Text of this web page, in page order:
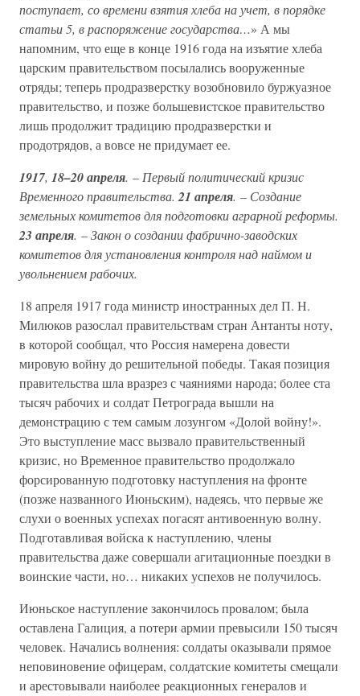
поступает, со времени взятия хлеба на учет, в порядке
статьи 5, в распоряжение государства…» А мы
напомним, что еще в конце 1916 года на изъятие хлеба
царским правительством посылались вооруженные
отряды; теперь продразверстку возобновило буржуазное
правительство, и позже большевистское правительство
лишь продолжит традицию продразверстки и
продотрядов, а вовсе не придумает ее.
1917, 18–20 апреля. – Первый политический кризис
Временного правительства. 21 апреля. – Создание
земельных комитетов для подготовки аграрной реформы.
23 апреля. – Закон о создании фабрично-заводских
комитетов для установления контроля над наймом и
увольнением рабочих.
18 апреля 1917 года министр иностранных дел П. Н.
Милюков разослал правительствам стран Антанты ноту,
в которой сообщал, что Россия намерена довести
мировую войну до решительной победы. Такая позиция
правительства шла вразрез с чаяниями народа; более ста
тысяч рабочих и солдат Петрограда вышли на
демонстрацию с тем самым лозунгом «Долой войну!».
Это выступление масс вызвало правительственный
кризис, но Временное правительство продолжало
форсированную подготовку наступления на фронте
(позже названного Июньским), надеясь, что первые же
слухи о военных успехах погасят антивоенную волну.
Подготавливая войска к наступлению, члены
правительства даже совершали агитационные поездки в
воинские части, но… никаких успехов не получилось.
Июньское наступление закончилось провалом; была
оставлена Галиция, а потери армии превысили 150 тысяч
человек. Начались волнения: солдаты оказывали прямое
неповиновение офицерам, солдатские комитеты смещали
и арестовывали наиболее реакционных генералов и